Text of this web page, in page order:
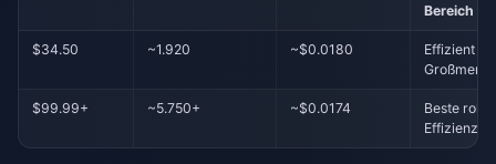
Bereich
$34.50 ~1.920 ~$0.0180
Effizient
$99.99+ ~5.750+ ~$0.0174
Beste rohe
Effizienz